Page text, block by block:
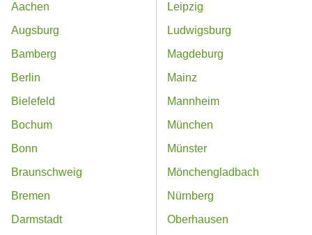
Aachen
Augsburg
Bamberg
Berlin
Bielefeld
Bochum
Bonn
Braunschweig
Bremen
Darmstadt
Leipzig
Ludwigsburg
Magdeburg
Mainz
Mannheim
München
Münster
Mönchengladbach
Nürnberg
Oberhausen